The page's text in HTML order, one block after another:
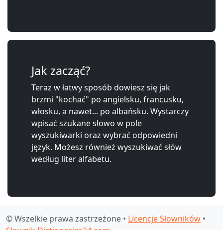
Jak zacząć?
Teraz w łatwy sposób dowiesz się jak
brzmi "kochać" po angielsku, francusku,
włosku, a nawet... po albańsku. Wystarczy
wpisać szukane słowo w pole
wyszukiwarki oraz wybrać odpowiedni
język. Możesz również wyszukiwać słów
według liter alfabetu.
© Wszelkie prawa zastrzeżone • Licencje Słowników •